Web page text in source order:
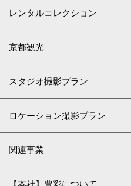
レンタルコレクション
京都観光
スタジオ撮影プラン
ロケーション撮影プラン
関連事業